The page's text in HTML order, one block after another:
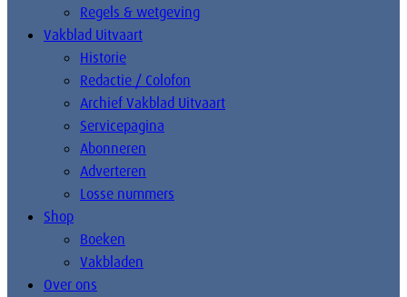
Regels & wetgeving
Vakblad Uitvaart
Historie
Redactie / Colofon
Archief Vakblad Uitvaart
Servicepagina
Abonneren
Adverteren
Losse nummers
Shop
Boeken
Vakbladen
Over ons